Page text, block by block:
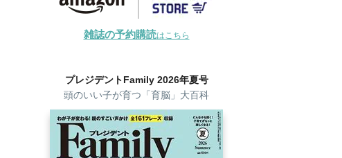
雑誌の予約購読はこちら
プレジデントFamily 2026年夏号
頭のいい子が育つ「育脳」大百科